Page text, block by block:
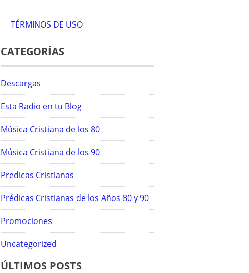
TÉRMINOS DE USO
CATEGORÍAS
Descargas
Esta Radio en tu Blog
Música Cristiana de los 80
Música Cristiana de los 90
Predicas Cristianas
Prédicas Cristianas de los Años 80 y 90
Promociones
Uncategorized
ÚLTIMOS POSTS